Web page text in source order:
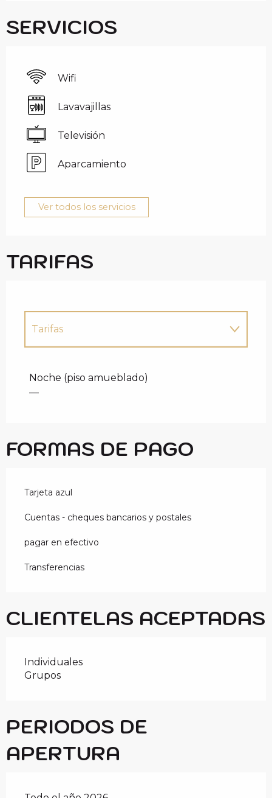
SERVICIOS
Wifi
Lavavajillas
Televisión
Aparcamiento
Ver todos los servicios
TARIFAS
Tarifas
Noche (piso amueblado)
—
FORMAS DE PAGO
Tarjeta azul
Cuentas - cheques bancarios y postales
pagar en efectivo
Transferencias
CLIENTELAS ACEPTADAS
Individuales
Grupos
PERIODOS DE
APERTURA